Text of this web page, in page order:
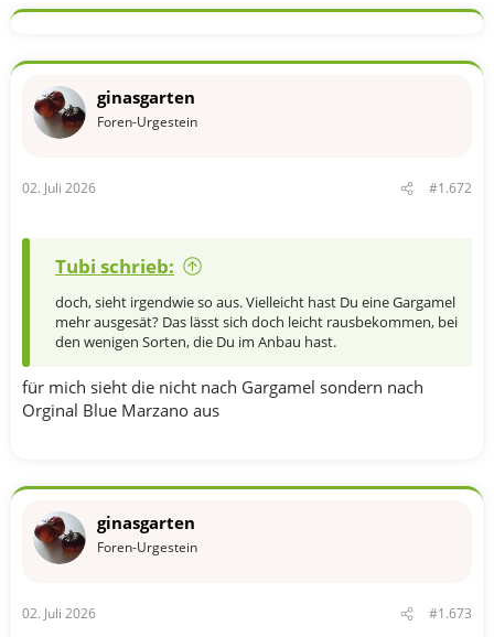
ginasgarten
Foren-Urgestein
02. Juli 2026 #1.672
Tubi schrieb:
doch, sieht irgendwie so aus. Vielleicht hast Du eine Gargamel
mehr ausgesät? Das lässt sich doch leicht rausbekommen, bei
den wenigen Sorten, die Du im Anbau hast.
für mich sieht die nicht nach Gargamel sondern nach
Orginal Blue Marzano aus
ginasgarten
Foren-Urgestein
02. Juli 2026 #1.673